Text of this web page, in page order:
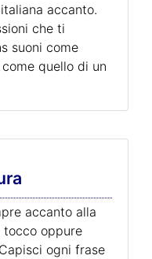
accanto.
che ti
suoni come
quello di un
accanto alla
tocco oppure
ogni frase